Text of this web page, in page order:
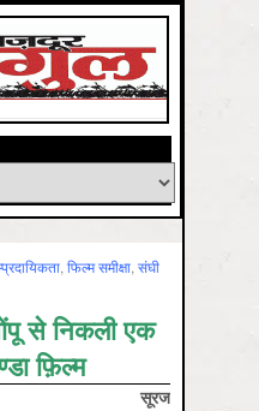
, फिल्‍म समीक्षा, संघी
से निकली एक
फ़िल्म
सूरज